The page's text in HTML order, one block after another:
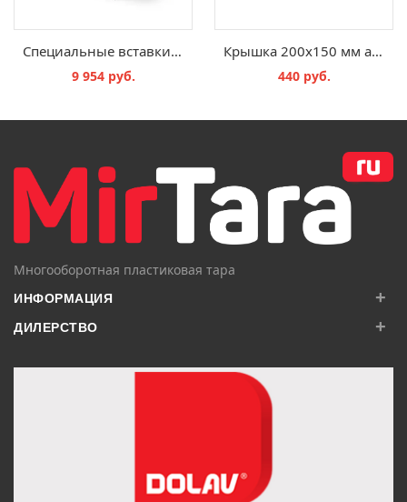
Специальные вставки с ESD-защитой для евроконтейнеров с ESD-защитой
9 954 руб.
Крышка 200х150 мм антистатическая для евроконтейнеров ESD DE 215
440 руб.
Многооборотная пластиковая тара
ИНФОРМАЦИЯ +
ДИЛЕРСТВО +